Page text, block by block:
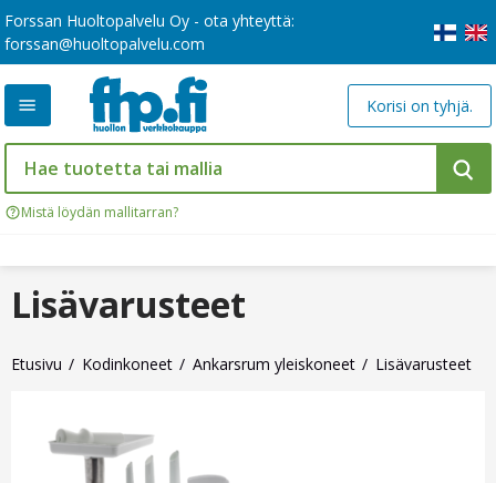
Forssan Huoltopalvelu Oy - ota yhteyttä:
forssan@huoltopalvelu.com
Mistä löydän mallitarran?
Korisi on tyhjä.
Etusivu Kodinkoneet Ankarsrum yleiskoneet Lisävarusteet
Lisävarusteet